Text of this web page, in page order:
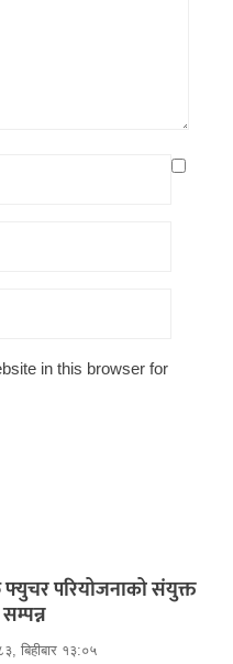
in this browser for
फ्युचर परियोजनाको संयुक्त
बिहीबार १३:०५